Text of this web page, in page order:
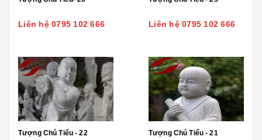
Liên hệ 0795 102 666 Liên hệ 0795 102 666
Tượng Chú Tiểu - 22 Tượng Chú Tiểu - 21